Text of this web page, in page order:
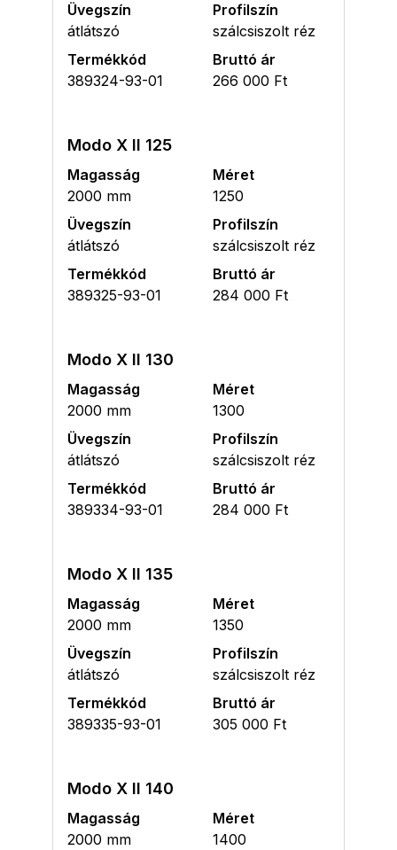
Üvegszín
átlátszó
Profilszín
szálcsiszolt réz
Termékkód
389324-93-01
Bruttó ár
266 000 Ft
Modo X II 125
Magasság
2000 mm
Méret
1250
Üvegszín
átlátszó
Profilszín
szálcsiszolt réz
Termékkód
389325-93-01
Bruttó ár
284 000 Ft
Modo X II 130
Magasság
2000 mm
Méret
1300
Üvegszín
átlátszó
Profilszín
szálcsiszolt réz
Termékkód
389334-93-01
Bruttó ár
284 000 Ft
Modo X II 135
Magasság
2000 mm
Méret
1350
Üvegszín
átlátszó
Profilszín
szálcsiszolt réz
Termékkód
389335-93-01
Bruttó ár
305 000 Ft
Modo X II 140
Magasság
2000 mm
Méret
1400